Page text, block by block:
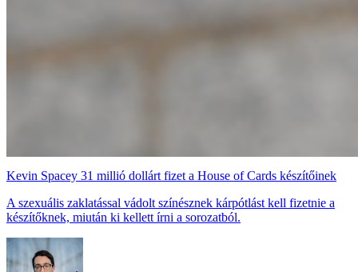
Kevin Spacey 31 millió dollárt fizet a House of Cards készítőinek
A szexuális zaklatással vádolt színésznek kárpótlást kell fizetnie a
készítőknek, miután ki kellett írni a sorozatból.